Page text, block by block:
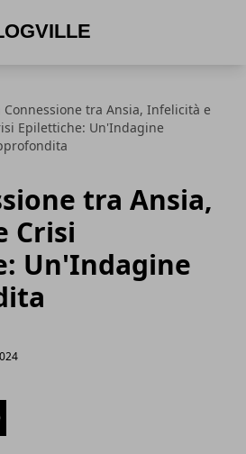
Connessione tra Ansia, Infelicità e
Epilettiche: Un'Indagine
tra Ansia,
Crisi
Un'Indagine